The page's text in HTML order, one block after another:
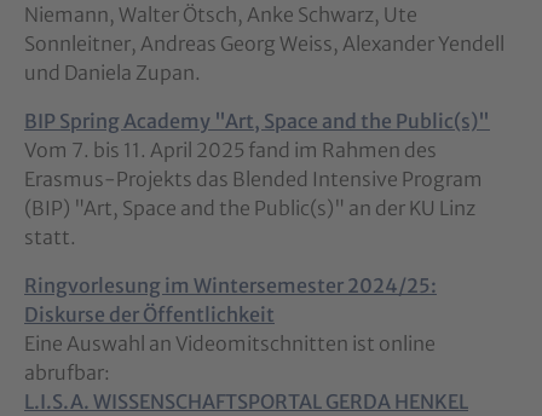
Niemann, Walter Ötsch, Anke Schwarz, Ute
Sonnleitner, Andreas Georg Weiss, Alexander Yendell
und Daniela Zupan.
BIP Spring Academy "Art, Space and the Public(s)"
Vom 7. bis 11. April 2025 fand im Rahmen des
Erasmus-Projekts das Blended Intensive Program
(BIP) "Art, Space and the Public(s)" an der KU Linz
statt.
Ringvorlesung im Wintersemester 2024/25:
Diskurse der Öffentlichkeit
Eine Auswahl an Videomitschnitten ist online
abrufbar:
L.I.S.A. WISSENSCHAFTSPORTAL GERDA HENKEL